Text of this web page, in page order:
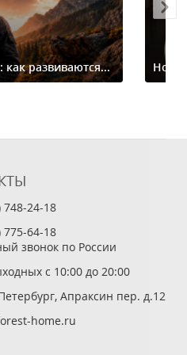
как развиваются...
748-24-18
775-64-18
звонок по России
с 10:00 до 20:00
Апраксин пер. д.12
home.ru